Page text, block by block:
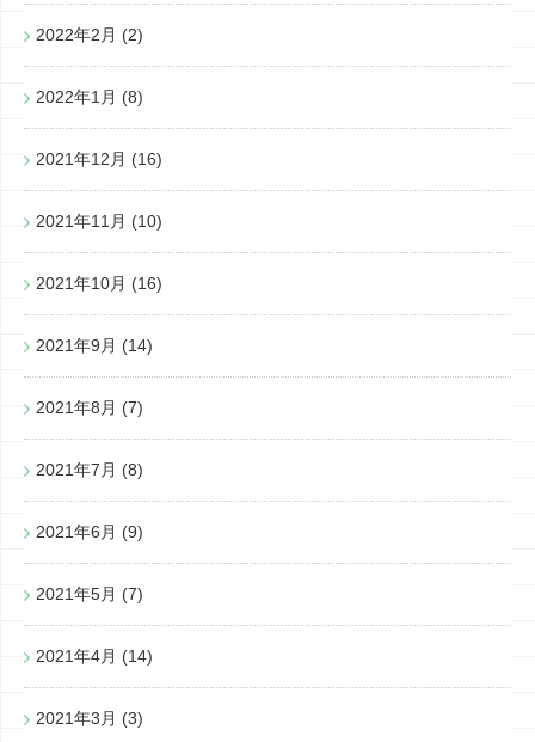
2022年2月 (2)
2022年1月 (8)
2021年12月 (16)
2021年11月 (10)
2021年10月 (16)
2021年9月 (14)
2021年8月 (7)
2021年7月 (8)
2021年6月 (9)
2021年5月 (7)
2021年4月 (14)
2021年3月 (3)